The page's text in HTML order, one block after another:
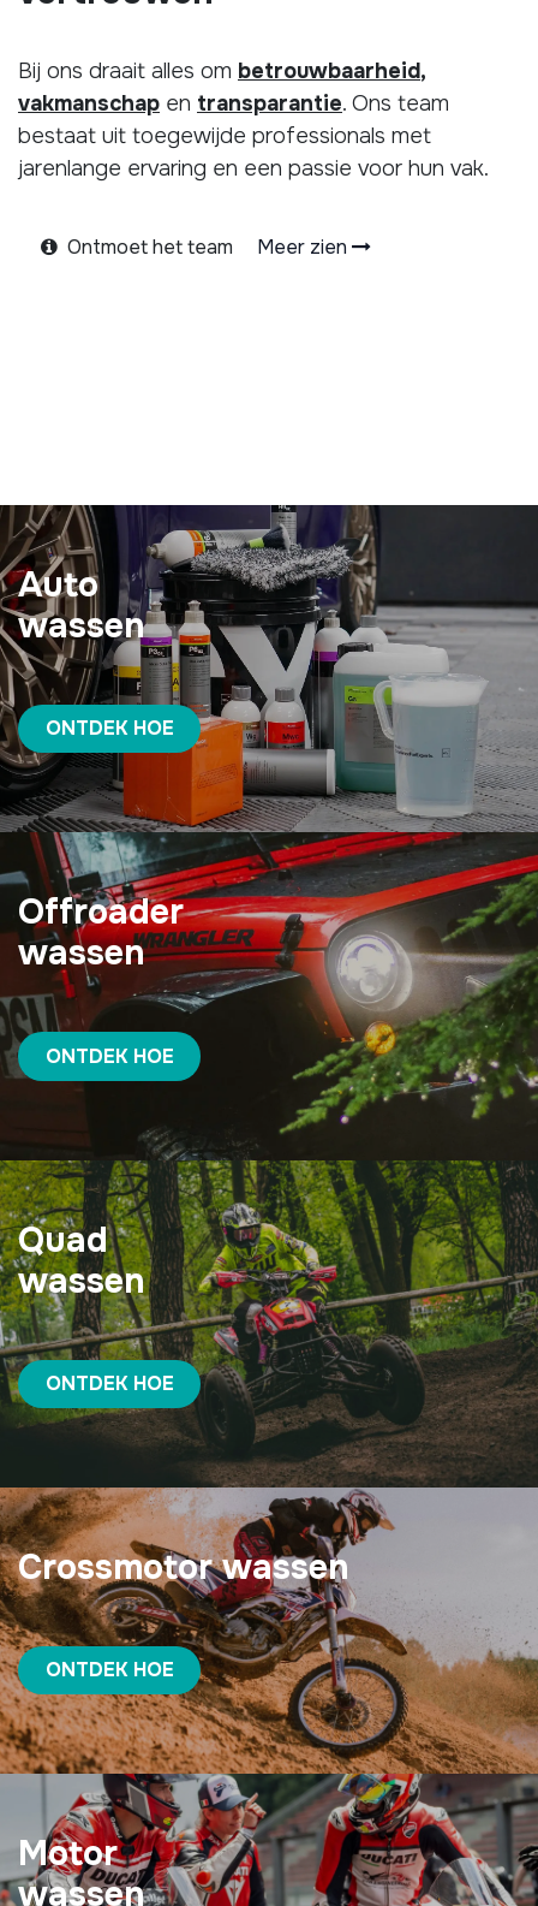
Bij ons draait alles om betrouwbaarheid,
vakmanschap en transparantie. Ons team
bestaat uit toegewijde professionals met
jarenlange ervaring en een passie voor hun vak.
Ontmoet het team Meer zien
Auto
wassen
ONTDEK HOE
Offroader
wassen
ONTDEK HOE
Quad
wassen
ONTDEK HOE
Crossmotor wassen
ONTDEK HOE
Motor
wassen